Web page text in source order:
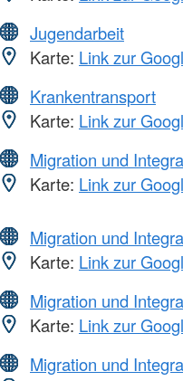
Jugendarbeit
Karte: Link zur
Krankentransport
Karte: Link zur
Migration und
Karte: Link zur
Migration und
Karte: Link zur
Migration und
Karte: Link zur
Migration und